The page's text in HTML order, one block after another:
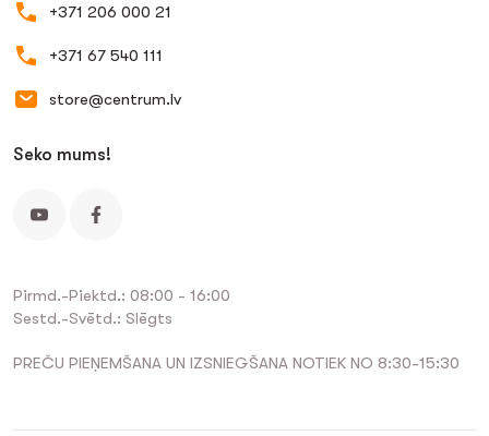
+371 206 000 21
+371 67 540 111
store@centrum.lv
Seko mums!
Pirmd.-Piektd.: 08:00 - 16:00
Sestd.-Svētd.: Slēgts
PREČU PIEŅEMŠANA UN IZSNIEGŠANA NOTIEK NO 8:30-15:30